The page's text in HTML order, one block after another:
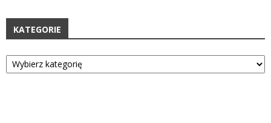
KATEGORIE
Kategorie